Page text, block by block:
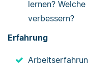
lernen?
verbessern?
Erfahrung